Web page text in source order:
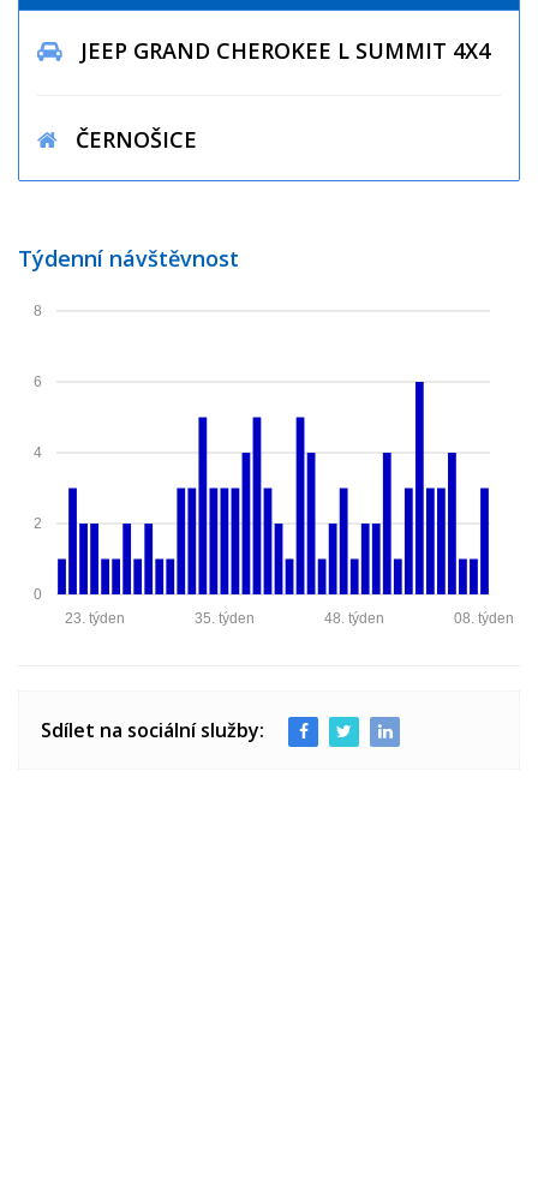
JEEP GRAND CHEROKEE L SUMMIT 4X4
ČERNOŠICE
Týdenní návštěvnost
0
2
4
6
8
08. týden
48. týden
35. týden
23. týden
Sdílet na sociální služby: